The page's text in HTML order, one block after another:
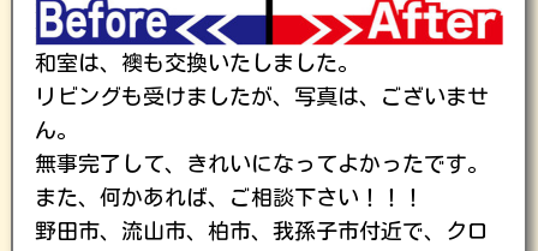
和室は、襖も交換いたしました。
リビングも受けましたが、写真は、ございませ
ん。
無事完了して、きれいになってよかったです。
また、何かあれば、ご相談下さい！！！
野田市、流山市、柏市、我孫子市付近で、クロ